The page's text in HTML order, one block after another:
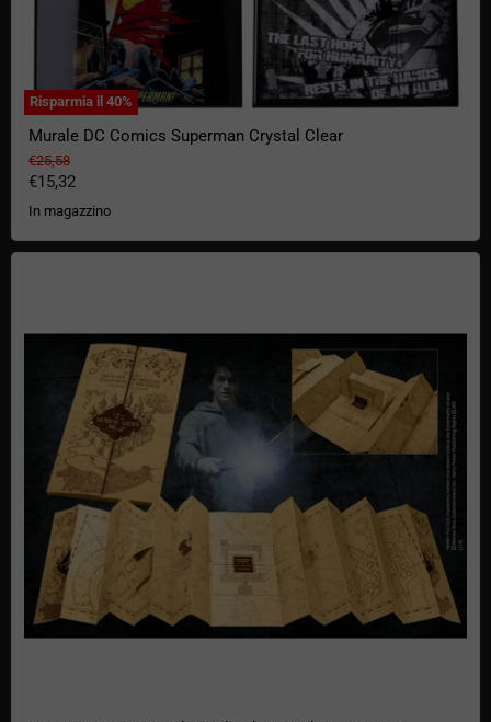
Risparmia il 40%
Murale DC Comics Superman Crystal Clear
Prezzo originale
€25,58
Prezzo attuale
€15,32
In magazzino